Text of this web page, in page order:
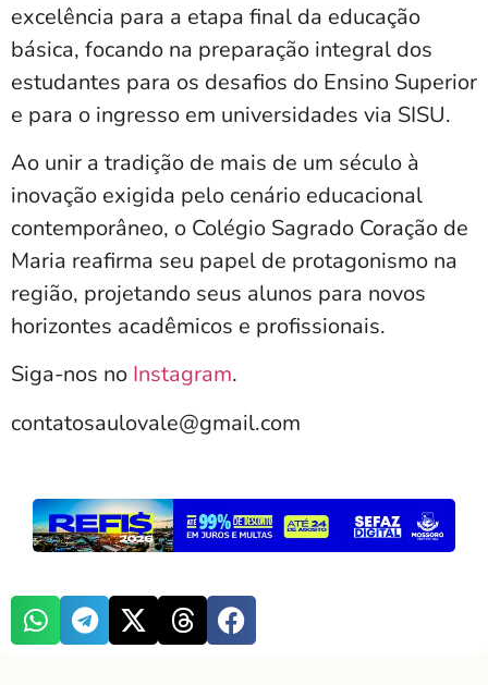
excelência para a etapa final da educação
básica, focando na preparação integral dos
estudantes para os desafios do Ensino Superior
e para o ingresso em universidades via SISU.
Ao unir a tradição de mais de um século à
inovação exigida pelo cenário educacional
contemporâneo, o Colégio Sagrado Coração de
Maria reafirma seu papel de protagonismo na
região, projetando seus alunos para novos
horizontes acadêmicos e profissionais.
Siga-nos no Instagram.
contatosaulovale@gmail.com